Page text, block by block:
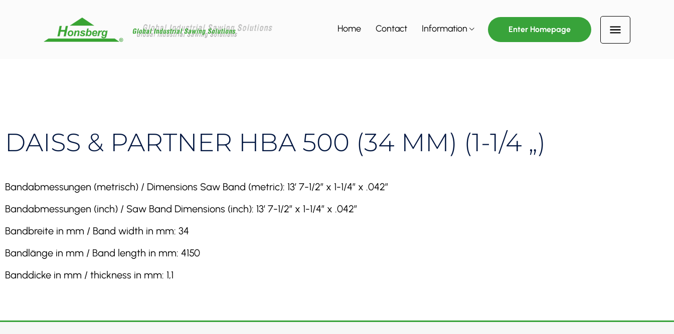
Home Contact Information Enter Homepage
DAISS & PARTNER HBA 500 (34 MM) (1-1/4 „)
Bandabmessungen (metrisch) / Dimensions Saw Band (metric): 13′ 7-1/2″ x 1-1/4″ x .042″
Bandabmessungen (inch) / Saw Band Dimensions (inch): 13′ 7-1/2″ x 1-1/4″ x .042″
Bandbreite in mm / Band width in mm: 34
Bandlänge in mm / Band length in mm: 4150
Banddicke in mm / thickness in mm: 1,1